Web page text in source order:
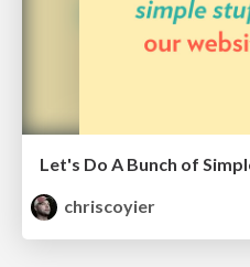
chriscoyier